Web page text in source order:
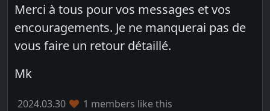
Merci à tous pour vos messages et vos
encouragements. Je ne manquerai pas de
vous faire un retour détaillé.
Mk
2024.03.30 1 members like this